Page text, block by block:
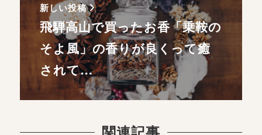
新しい投稿
飛騨高山で買ったお香「乗鞍の
そよ風」の香りが良くって癒
されて…